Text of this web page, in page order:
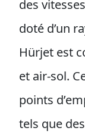
des
doté d’un
Hürjet est
et air-sol.
points
tels que